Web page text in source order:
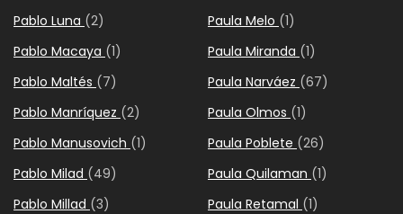
Pablo Luna (2)
Pablo Macaya (1)
Pablo Maltés (7)
Pablo Manríquez (2)
Pablo Manusovich (1)
Pablo Milad (49)
Pablo Millad (3)
Paula Melo (1)
Paula Miranda (1)
Paula Narváez (67)
Paula Olmos (1)
Paula Poblete (26)
Paula Quilaman (1)
Paula Retamal (1)